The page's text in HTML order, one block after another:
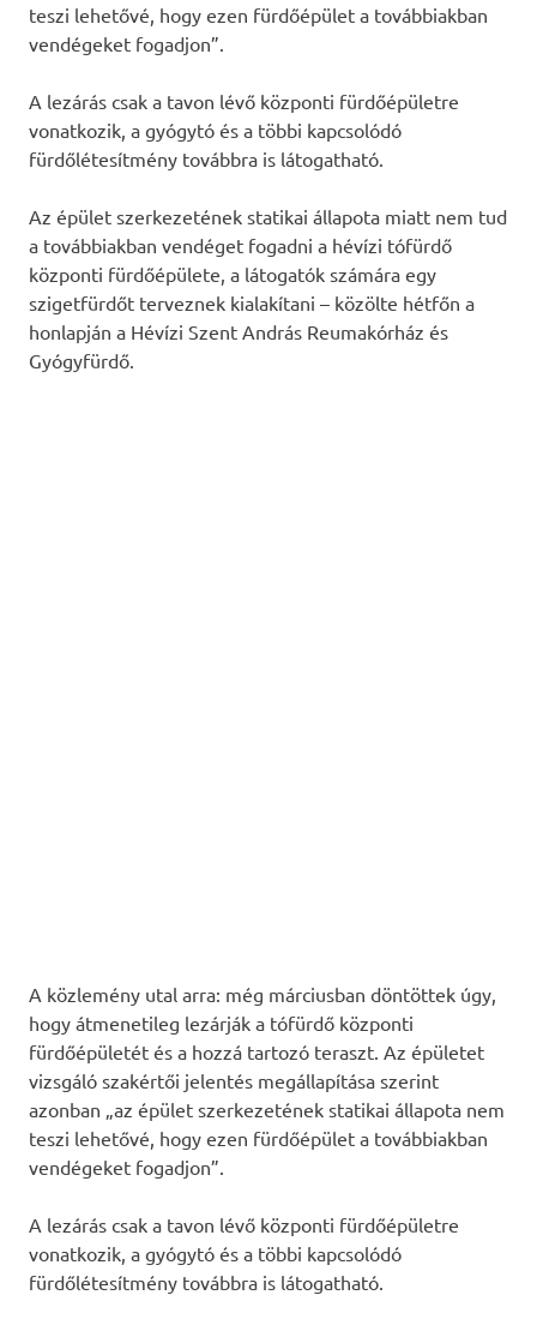
teszi lehetővé, hogy ezen fürdőépület a továbbiakban
vendégeket fogadjon”.
A lezárás csak a tavon lévő központi fürdőépületre
vonatkozik, a gyógytó és a többi kapcsolódó
fürdőlétesítmény továbbra is látogatható.
Az épület szerkezetének statikai állapota miatt nem tud
a továbbiakban vendéget fogadni a hévízi tófürdő
központi fürdőépülete, a látogatók számára egy
szigetfürdőt terveznek kialakítani – közölte hétfőn a
honlapján a Hévízi Szent András Reumakórház és
Gyógyfürdő.
A közlemény utal arra: még márciusban döntöttek úgy,
hogy átmenetileg lezárják a tófürdő központi
fürdőépületét és a hozzá tartozó teraszt. Az épületet
vizsgáló szakértői jelentés megállapítása szerint
azonban „az épület szerkezetének statikai állapota nem
teszi lehetővé, hogy ezen fürdőépület a továbbiakban
vendégeket fogadjon”.
A lezárás csak a tavon lévő központi fürdőépületre
vonatkozik, a gyógytó és a többi kapcsolódó
fürdőlétesítmény továbbra is látogatható.